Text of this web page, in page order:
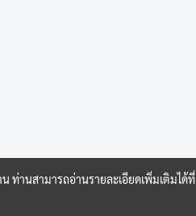
ท่านสามารถอ่านรายละเอียดเพิ่มเติมได้ที่